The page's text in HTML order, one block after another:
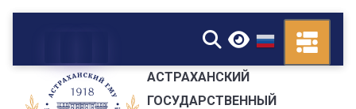
▼
АСТРАХАНСКИЙ
ГОСУДАРСТВЕННЫЙ